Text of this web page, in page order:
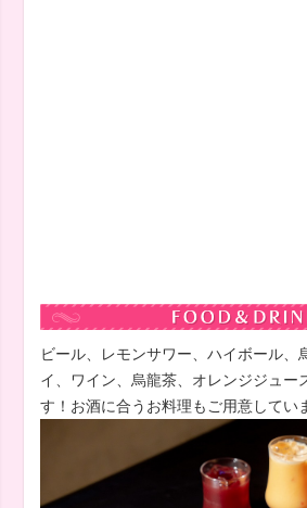
ビール、レモンサワー、ハイボール、
イ、ワイン、烏龍茶、オレンジジュー
す！お酒に合うお料理もご用意してい